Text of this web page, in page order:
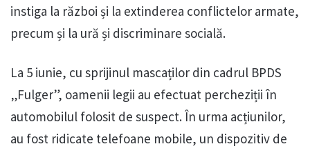
instiga la război și la extinderea conflictelor armate,
precum și la ură și discriminare socială.
La 5 iunie, cu sprijinul mascaților din cadrul BPDS
„Fulger”, oamenii legii au efectuat percheziții în
automobilul folosit de suspect. În urma acțiunilor,
au fost ridicate telefoane mobile, un dispozitiv de